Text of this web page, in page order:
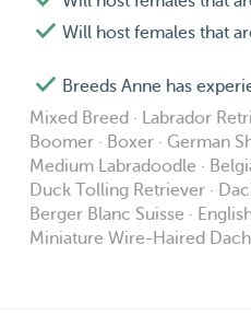
Will host females that
Breeds Anne has
Mixed Breed · Labrador
Boomer · Boxer · German
Medium Labradoodle ·
Duck Tolling Retriever ·
Berger Blanc Suisse ·
Miniature Wire-Haired